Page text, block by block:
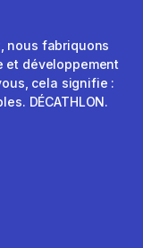
nous fabriquons
et développement
cela signifie :
DÉCATHLON.